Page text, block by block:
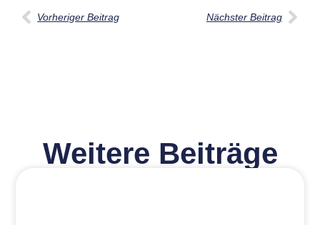
Vorheriger Beitrag Nächster Beitrag
Weitere Beiträge